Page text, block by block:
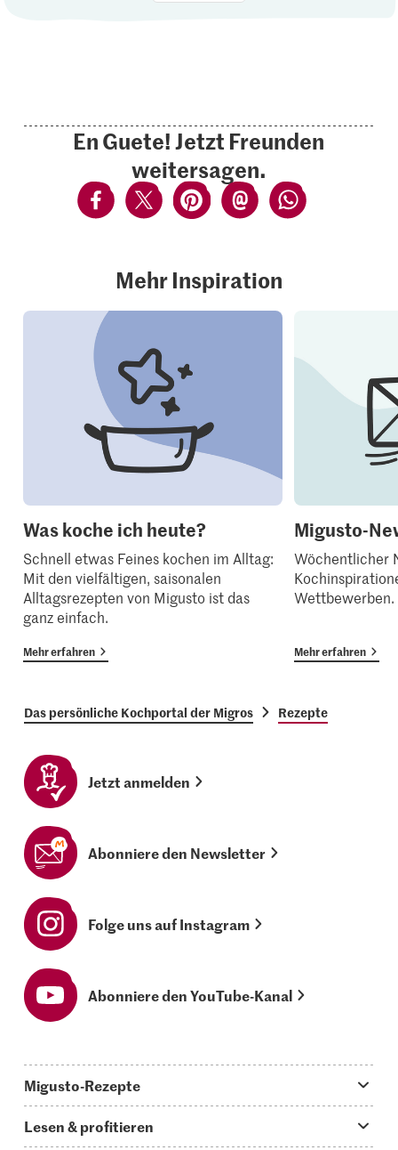
En Guete! Jetzt Freunden
weitersagen.
Mehr Inspiration
Was koche ich heute?
Schnell etwas Feines kochen im Alltag:
Mit den vielfältigen, saisonalen
Alltagsrezepten von Migusto ist das
ganz einfach.
Mehr erfahren
Migusto-
Wöchentlicher
Wettbewerben.
Mehr erfahren
Das persönliche Kochportal der Migros Rezepte
Jetzt anmelden
Abonniere den Newsletter
Folge uns auf Instagram
Abonniere den YouTube-Kanal
Migusto-Rezepte
Lesen & profitieren